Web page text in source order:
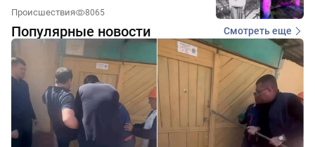
Происшествия 8065
Популярные новости Смотреть еще